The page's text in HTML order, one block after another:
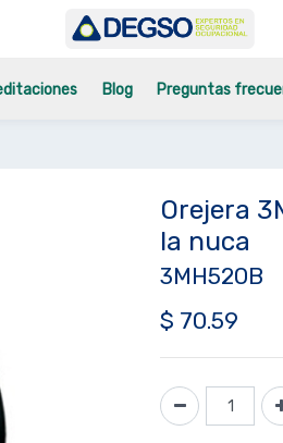
Blog Preguntas
Orejera
la nuca
3MH520B
$ 70.59